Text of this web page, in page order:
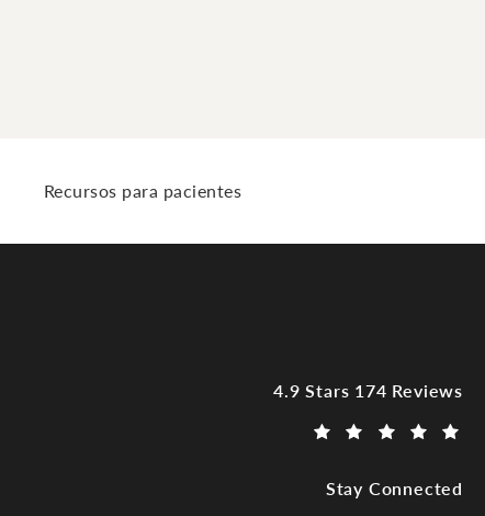
Recursos para pacientes
Dr. Raja Mohan, Dallas
4.9 Stars 174 Reviews
Stay Connected